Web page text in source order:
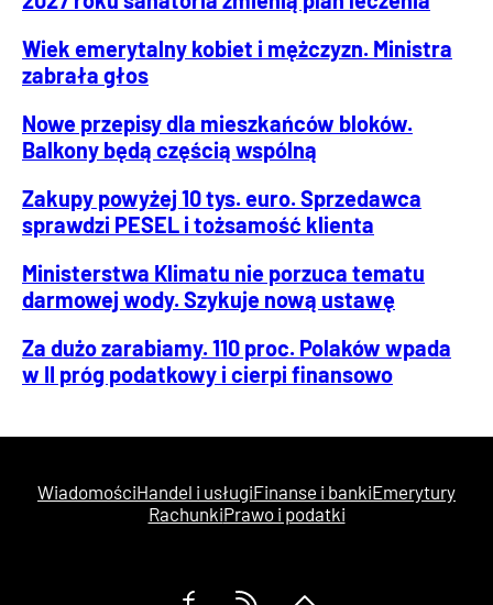
Wiek emerytalny kobiet i mężczyzn. Ministra
zabrała głos
Nowe przepisy dla mieszkańców bloków.
Balkony będą częścią wspólną
Zakupy powyżej 10 tys. euro. Sprzedawca
sprawdzi PESEL i tożsamość klienta
Ministerstwa Klimatu nie porzuca tematu
darmowej wody. Szykuje nową ustawę
Za dużo zarabiamy. 110 proc. Polaków wpada
w II próg podatkowy i cierpi finansowo
WiadomościHandel i usługiFinanse i bankiEmerytury
RachunkiPrawo i podatki